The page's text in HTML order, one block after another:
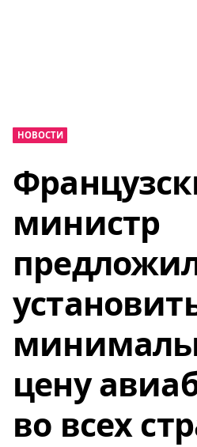
НОВОСТИ
министр
цену
во всех